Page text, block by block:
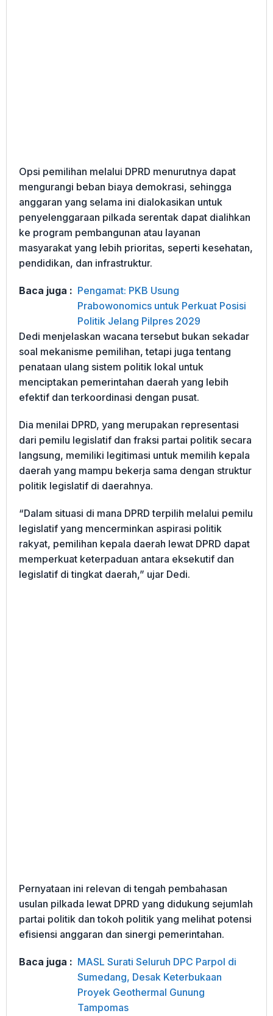
Opsi pemilihan melalui DPRD menurutnya dapat
mengurangi beban biaya demokrasi, sehingga
anggaran yang selama ini dialokasikan untuk
penyelenggaraan pilkada serentak dapat dialihkan
ke program pembangunan atau layanan
masyarakat yang lebih prioritas, seperti kesehatan,
pendidikan, dan infrastruktur.
Baca juga : Pengamat: PKB Usung
Prabowonomics untuk Perkuat Posisi
Politik Jelang Pilpres 2029
Dedi menjelaskan wacana tersebut bukan sekadar
soal mekanisme pemilihan, tetapi juga tentang
penataan ulang sistem politik lokal untuk
menciptakan pemerintahan daerah yang lebih
efektif dan terkoordinasi dengan pusat.
Dia menilai DPRD, yang merupakan representasi
dari pemilu legislatif dan fraksi partai politik secara
langsung, memiliki legitimasi untuk memilih kepala
daerah yang mampu bekerja sama dengan struktur
politik legislatif di daerahnya.
“Dalam situasi di mana DPRD terpilih melalui pemilu
legislatif yang mencerminkan aspirasi politik
rakyat, pemilihan kepala daerah lewat DPRD dapat
memperkuat keterpaduan antara eksekutif dan
legislatif di tingkat daerah,” ujar Dedi.
Pernyataan ini relevan di tengah pembahasan
usulan pilkada lewat DPRD yang didukung sejumlah
partai politik dan tokoh politik yang melihat potensi
efisiensi anggaran dan sinergi pemerintahan.
Baca juga : MASL Surati Seluruh DPC Parpol di
Sumedang, Desak Keterbukaan
Proyek Geothermal Gunung
Tampomas